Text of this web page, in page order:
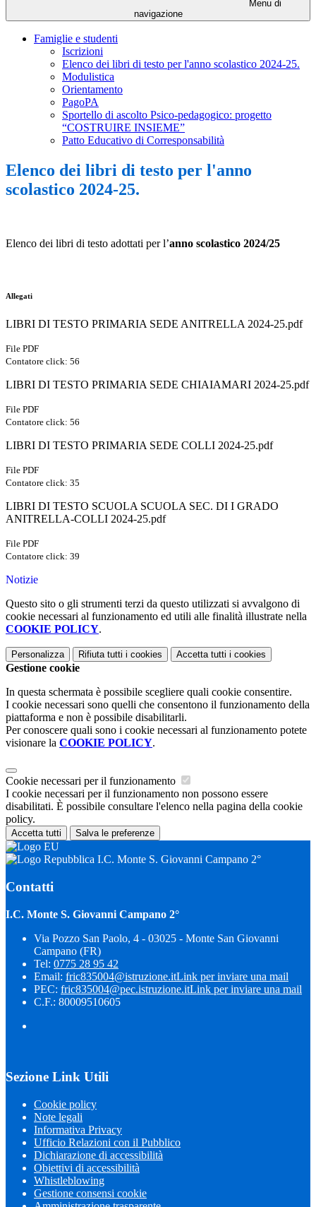
Menu di
navigazione
Famiglie e studenti
Iscrizioni
Elenco dei libri di testo per l'anno scolastico 2024-25.
Modulistica
Orientamento
PagoPA
Sportello di ascolto Psico-pedagogico: progetto
“COSTRUIRE INSIEME”
Patto Educativo di Corresponsabilità
Elenco dei libri di testo per l'anno
scolastico 2024-25.
Elenco dei libri di testo adottati per l’anno scolastico 2024/25
Allegati
LIBRI DI TESTO PRIMARIA SEDE ANITRELLA 2024-25.pdf
File PDF
Contatore click: 56
LIBRI DI TESTO PRIMARIA SEDE CHIAIAMARI 2024-25.pdf
File PDF
Contatore click: 56
LIBRI DI TESTO PRIMARIA SEDE COLLI 2024-25.pdf
File PDF
Contatore click: 35
LIBRI DI TESTO SCUOLA SCUOLA SEC. DI I GRADO
ANITRELLA-COLLI 2024-25.pdf
File PDF
Contatore click: 39
Notizie
Questo sito o gli strumenti terzi da questo utilizzati si avvalgono di
cookie necessari al funzionamento ed utili alle finalità illustrate nella
COOKIE POLICY.
Personalizza Rifiuta tutti i cookies Accetta tutti i cookies
Gestione cookie
In questa schermata è possibile scegliere quali cookie consentire.
I cookie necessari sono quelli che consentono il funzionamento della
piattaforma e non è possibile disabilitarli.
Per conoscere quali sono i cookie necessari al funzionamento potete
visionare la COOKIE POLICY.
Cookie necessari per il funzionamento
I cookie necessari per il funzionamento non possono essere
disabilitati. È possibile consultare l'elenco nella pagina della cookie
policy.
Accetta tutti Salva le preferenze
I.C. Monte S. Giovanni Campano 2°
Contatti
I.C. Monte S. Giovanni Campano 2°
Via Pozzo San Paolo, 4 - 03025 - Monte San Giovanni
Campano (FR)
Tel: 0775 28 95 42
Email: fric835004@istruzione.itLink per inviare una mail
PEC: fric835004@pec.istruzione.itLink per inviare una mail
C.F.: 80009510605
Sezione Link Utili
Cookie policy
Note legali
Informativa Privacy
Ufficio Relazioni con il Pubblico
Dichiarazione di accessibilità
Obiettivi di accessibilità
Whistleblowing
Gestione consensi cookie